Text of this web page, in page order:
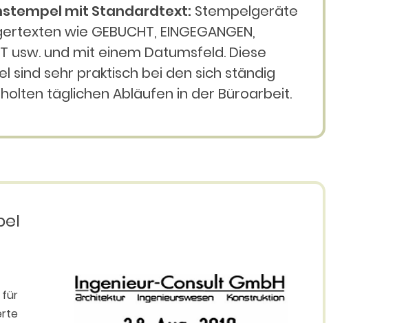
mit Standardtext: Stempelgeräte
wie GEBUCHT, EINGEGANGEN,
usw. und mit einem Datumsfeld. Diese
sind sehr praktisch bei den sich ständig
täglichen Abläufen in der Büroarbeit.
für